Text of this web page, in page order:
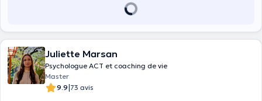
Juliette Marsan
Psychologue ACT et coaching de vie
Master
9.9|73 avis